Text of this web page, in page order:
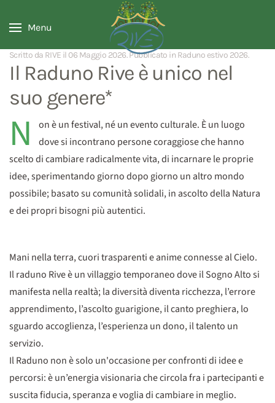
Menu
Scritto da RIVE il 06 Maggio 2026. Pubblicato in Raduno estivo 2026.
Il Raduno Rive è unico nel
suo genere*
N
on è un festival, né un evento culturale. È un luogo
dove si incontrano persone coraggiose che hanno
scelto di cambiare radicalmente vita, di incarnare le proprie
idee, sperimentando giorno dopo giorno un altro mondo
possibile; basato su comunità solidali, in ascolto della Natura
e dei propri bisogni più autentici.
Mani nella terra, cuori trasparenti e anime connesse al Cielo.
Il raduno Rive è un villaggio temporaneo dove il Sogno Alto si
manifesta nella realtà; la diversità diventa ricchezza, l’errore
apprendimento, l’ascolto guarigione, il canto preghiera, lo
sguardo accoglienza, l’esperienza un dono, il talento un
servizio.
Il Raduno non è solo un'occasione per confronti di idee e
percorsi: è un’energia visionaria che circola fra i partecipanti e
suscita fiducia, speranza e voglia di cambiare in meglio.